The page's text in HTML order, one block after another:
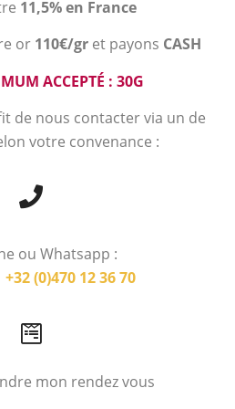
11,5% en France
or 110€/gr et payons CASH
ACCEPTÉ : 30G
de nous contacter via un de
votre convenance :
ou Whatsapp :
+32 (0)470 12 36 70
mon rendez vous